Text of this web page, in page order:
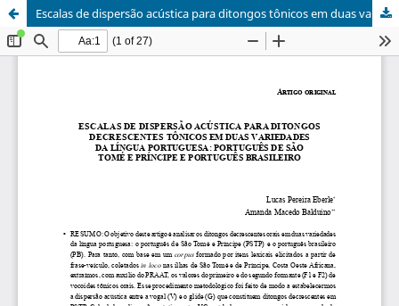
Escalas de dispersão acústica para ditongos tônicos em duas variedades da língua portuguesa